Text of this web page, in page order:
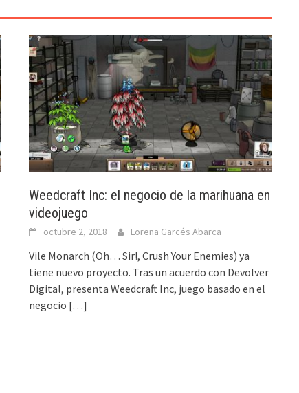
Weedcraft Inc: el negocio de la marihuana en
videojuego
octubre 2, 2018 Lorena Garcés Abarca
Vile Monarch (Oh… Sir!, Crush Your Enemies) ya
tiene nuevo proyecto. Tras un acuerdo con Devolver
Digital, presenta Weedcraft Inc, juego basado en el
negocio […]